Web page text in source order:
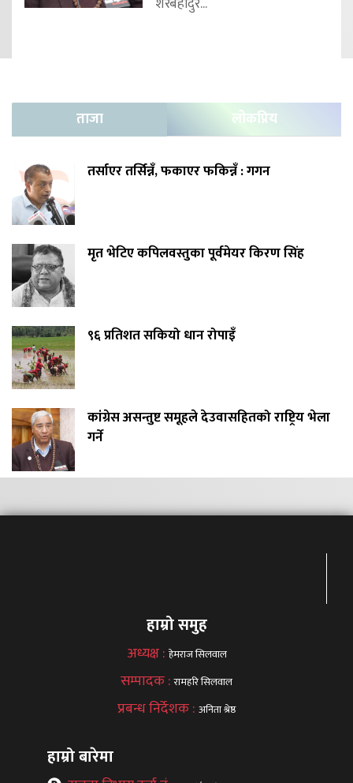
ताजा लोकप्रिय
तर्साएर तर्सिन्नँ, फकाएर फकिन्नँ : गगन
मृत भेटिए कपिलवस्तुका पूर्वमेयर किरण सिंह
९६ प्रतिशत सकियो धान रोपाइँ
कांग्रेस असन्तुष्ट समूहले देउवासहितको राष्ट्रिय भेला
गर्ने
हाम्रो समुह
अध्यक्ष : हेमराज सिलवाल
सम्पादक :रामहरि सिलवाल
प्रबन्ध निर्देशक : अनिता श्रेष्ठ
हाम्रो बारेमा